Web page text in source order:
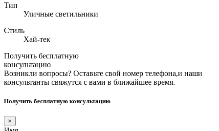
Тип
Уличные светильники
Стиль
Хай-тек
Получить бесплатную
консультацию
Возникли вопросы? Оставьте свой номер телефона,и наши
консультанты свяжутся с вами в ближайшее время.
Получить бесплатную консультацию
×